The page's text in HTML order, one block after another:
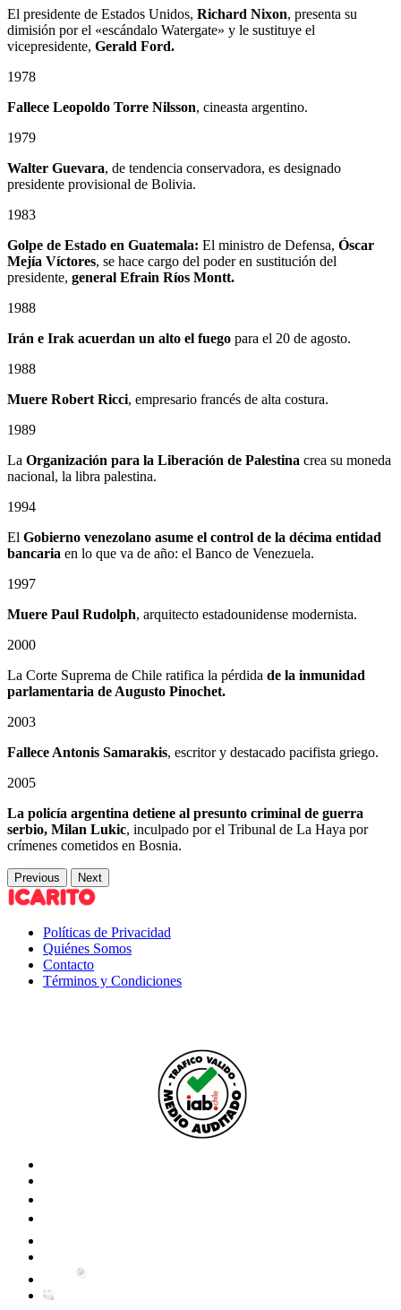
El presidente de Estados Unidos, Richard Nixon, presenta su
dimisión por el «escándalo Watergate» y le sustituye el
vicepresidente, Gerald Ford.
1978
Fallece Leopoldo Torre Nilsson, cineasta argentino.
1979
Walter Guevara, de tendencia conservadora, es designado
presidente provisional de Bolivia.
1983
Golpe de Estado en Guatemala: El ministro de Defensa, Óscar
Mejía Víctores, se hace cargo del poder en sustitución del
presidente, general Efrain Ríos Montt.
1988
Irán e Irak acuerdan un alto el fuego para el 20 de agosto.
1988
Muere Robert Ricci, empresario francés de alta costura.
1989
La Organización para la Liberación de Palestina crea su moneda
nacional, la libra palestina.
1994
El Gobierno venezolano asume el control de la décima entidad
bancaria en lo que va de año: el Banco de Venezuela.
1997
Muere Paul Rudolph, arquitecto estadounidense modernista.
2000
La Corte Suprema de Chile ratifica la pérdida de la inmunidad
parlamentaria de Augusto Pinochet.
2003
Fallece Antonis Samarakis, escritor y destacado pacifista griego.
2005
La policía argentina detiene al presunto criminal de guerra
serbio, Milan Lukic, inculpado por el Tribunal de La Haya por
crímenes cometidos en Bosnia.
Previous Next
Políticas de Privacidad
Quiénes Somos
Contacto
Términos y Condiciones